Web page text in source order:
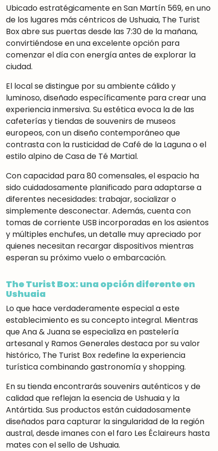
Ubicado estratégicamente en San Martín 569, en uno
de los lugares más céntricos de Ushuaia, The Turist
Box abre sus puertas desde las 7:30 de la mañana,
convirtiéndose en una excelente opción para
comenzar el día con energía antes de explorar la
ciudad.
El local se distingue por su ambiente cálido y
luminoso,diseñado específicamente para crear una
experiencia inmersiva. Su estética evoca la de las
cafeterías y tiendas de souvenirs de museos
europeos,con un diseño contemporáneo que
contrasta con la rusticidad de Café de la Laguna o el
estilo alpino de Casa de Té Martial.
Con capacidad para 80 comensales,el espacio ha
sido cuidadosamente planificado para adaptarse a
diferentes necesidades: trabajar, socializar o
simplemente desconectar. Además, cuenta con
tomas de corriente USB incorporadas en los asientos
y múltiples enchufes,un detalle muy apreciado por
quienes necesitan recargar dispositivos mientras
esperan su próximo vuelo o embarcación.
The Turist Box: una opción diferente en
Ushuaia
Lo que hace verdaderamente especial a este
establecimiento es su concepto integral. Mientras
que Ana & Juana se especializa en pastelería
artesanal y Ramos Generales destaca por su valor
histórico, The Turist Box redefine la experiencia
turística combinando gastronomía y shopping.
En su tienda encontrarás souvenirs auténticos y de
calidad que reflejan la esencia de Ushuaia y la
Antártida. Sus productos están cuidadosamente
diseñados para capturar la singularidad de la región
austral, desde imanes con el faro Les Éclaireurs hasta
mates con el sello de Ushuaia.